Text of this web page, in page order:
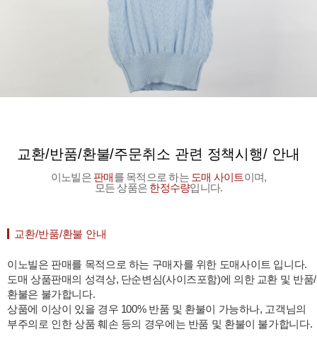
교환/반품/환불/주문취소 관련 정책시행/ 안내
이노빌은 판매를 목적으로 하는 도매 사이트이며,
모든 상품은 한정수량입니다.
교환/반품/환불 안내
이노빌은 판매를 목적으로 하는 구매자를 위한 도매사이트 입니다.
도매 상품판매의 성격상, 단순변심(사이즈포함)에 의한 교환 및 반품/
환불은 불가합니다.
상품에 이상이 있을 경우 100% 반품 및 환불이 가능하나, 고객님의
부주의로 인한 상품 훼손 등의 경우에는 반품 및 환불이 불가합니다.